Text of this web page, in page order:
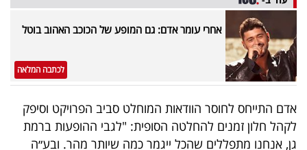
אחרי עומר אדם: גם המופע של הכוכב האהוב בוטל
לכתבה המלאה
אדם התייחס לחוסר הוודאות המוחלט סביב הפרויקט וסיפק
לקהל חלון זמנים להחלטה הסופית: "לגבי ההופעות ברמת
גן, אנחנו מתפללים שהכל ייגמר כמה שיותר מהר. ובע״ה